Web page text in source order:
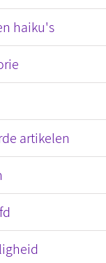
haiku's
artikelen